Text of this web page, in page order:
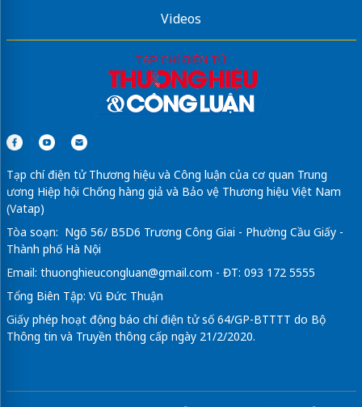
Videos
Tạp chí điện tử Thương hiệu và Công luận của cơ quan Trung
ương Hiệp hội Chống hàng giả và Bảo vệ Thương hiệu Việt Nam
(Vatap)
Tòa soạn: Ngõ 56/ B5D6 Trương Công Giai - Phường Cầu Giấy -
Thành phố Hà Nội
Email: thuonghieucongluan@gmail.com - ĐT: 093 172 5555
Tổng Biên Tập: Vũ Đức Thuận
Giấy phép hoạt động báo chí điện tử số 64/GP-BTTTT do Bộ
Thông tin và Truyền thông cấp ngày 21/2/2020.